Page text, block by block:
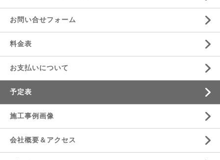
お問い合せフォーム
料金表
お支払いについて
予定表
施工事例画像
会社概要＆アクセス